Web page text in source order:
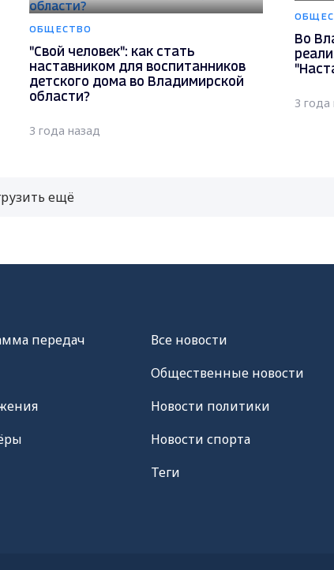
ОБЩЕСТВО
"Свой человек": как стать
наставником для воспитанников
детского дома во Владимирской
области?
3 года назад
Во
3 года
ещё
передач
Все новости
Общественные новости
Новости политики
Новости спорта
Теги